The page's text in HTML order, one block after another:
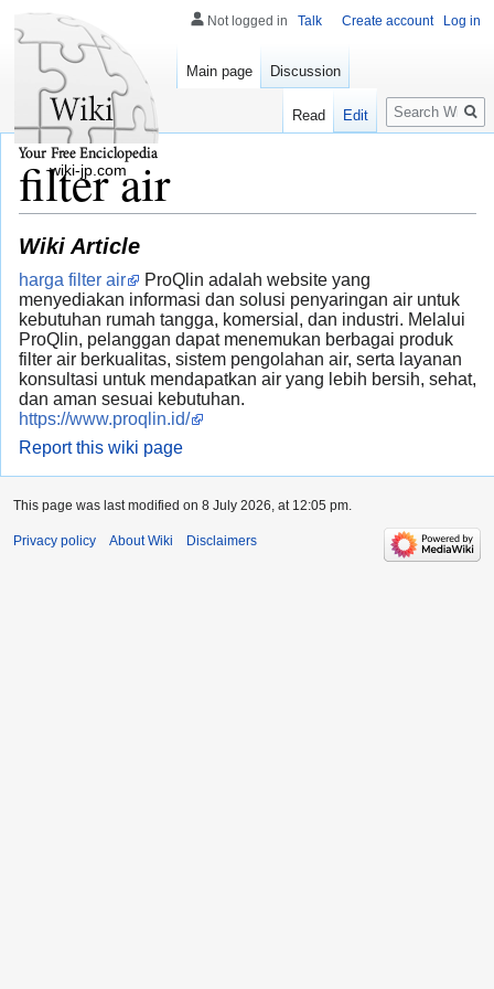
filter air
Wiki Article
harga filter air
ProQlin adalah website yang
menyediakan informasi dan solusi penyaringan air untuk
kebutuhan rumah tangga, komersial, dan industri. Melalui
ProQlin, pelanggan dapat menemukan berbagai produk
filter air berkualitas, sistem pengolahan air, serta layanan
konsultasi untuk mendapatkan air yang lebih bersih, sehat,
dan aman sesuai kebutuhan.
https://www.proqlin.id/
Report this wiki page
Not logged in Talk Create account Log in
Main page Discussion
Read Edit
Search
wiki-jp.com
This page was last modified on 8 July 2026, at 12:05 pm.
Privacy policy About Wiki Disclaimers